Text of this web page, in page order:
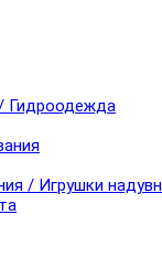
Гидроодежда
/ Игрушки